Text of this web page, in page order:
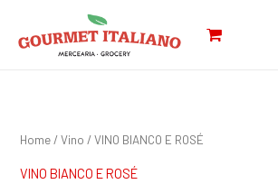
contenuto
Home/Vino / VINO BIANCO E ROSÉ
VINO BIANCO E ROSÉ